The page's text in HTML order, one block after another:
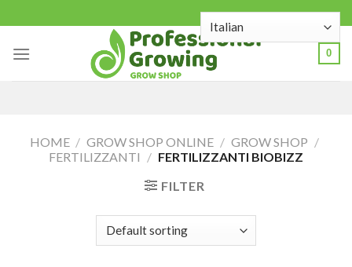
to
content
0
HOME / GROW SHOP ONLINE / GROW SHOP /
FERTILIZZANTI / FERTILIZZANTI BIOBIZZ
FILTER